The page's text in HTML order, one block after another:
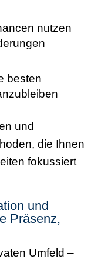
nutzen
besten
und
die Ihnen
fokussiert
und
Präsenz,
Umfeld –